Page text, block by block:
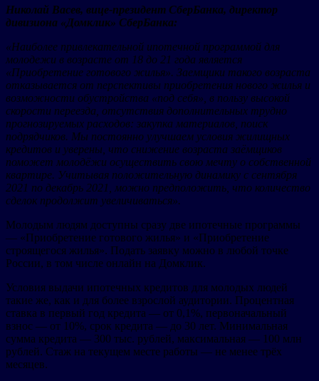
Николай Васев, вице-президент СберБанка, директор
дивизиона «Домклик» СберБанка:
«Наиболее привлекательной ипотечной программой для
молодежи в возрасте от 18 до 21 года является
«Приобретение готового жилья». Заемщики такого возраста
отказывается от перспективы приобретения нового жилья и
возможности обустройства «под себя», в пользу высокой
скорости переезда, отсутствия дополнительных трудно
прогнозируемых расходов: закупка материалов, поиск
подрядчиков. Мы постоянно улучшаем условия жилищных
кредитов и уверены, что снижение возраста заёмщиков
поможет молодёжи осуществить свою мечту о собственной
квартире. Учитывая положительную динамику с сентября
2021 по декабрь 2021, можно предположить, что количество
сделок продолжит увеличиваться».
Молодым людям доступны сразу две ипотечные программы
— «Приобретение готового жилья» и «Приобретение
строящегося жилья». Подать заявку можно в любой точке
России, в том числе онлайн на Домклик.
Условия выдачи ипотечных кредитов для молодых людей
такие же, как и для более взрослой аудитории. Процентная
ставка в первый год кредита — от 0,1%, первоначальный
взнос — от 10%, срок кредита — до 30 лет. Минимальная
сумма кредита — 300 тыс. рублей, максимальная — 100 млн
рублей. Стаж на текущем месте работы — не менее трёх
месяцев.